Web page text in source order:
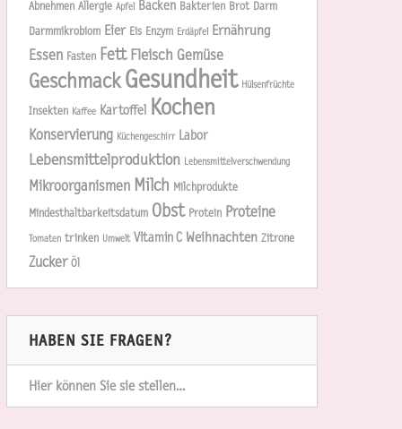
Abnehmen Allergie Apfel Backen Bakterien Brot Darm
Darmmikrobiom Eier Eis Enzym Erdäpfel Ernährung
Essen Fasten Fett Fleisch Gemüse
GeschmackGesundheit Hülsenfrüchte
Insekten Kaffee Kartoffel Kochen
Konservierung Küchengeschirr Labor
Lebensmittelproduktion Lebensmittelverschwendung
Mikroorganismen Milch Milchprodukte
Mindesthaltbarkeitsdatum Obst Protein Proteine
Tomaten trinken Umwelt Vitamin C Weihnachten Zitrone
Zucker Öl
HABEN SIE FRAGEN?
Hier können Sie sie stellen…